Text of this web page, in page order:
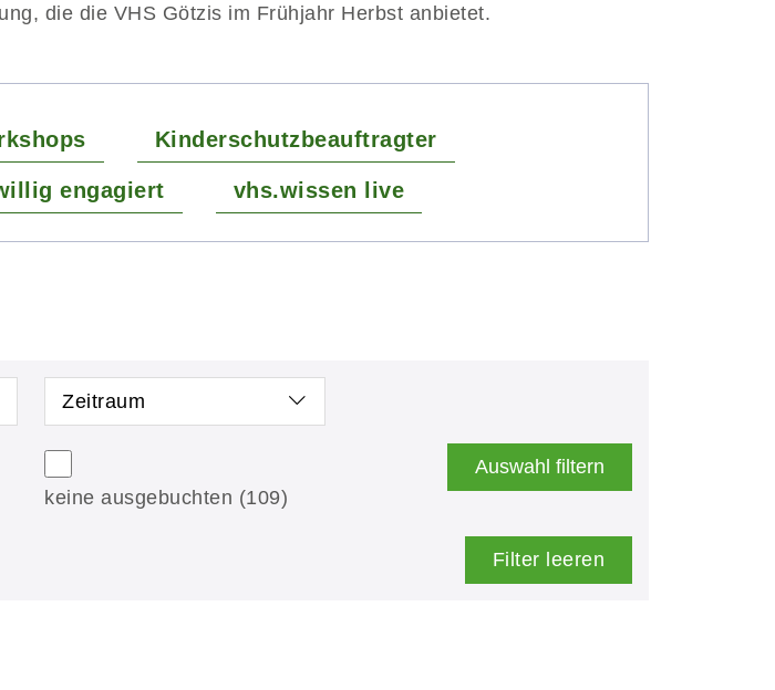
die die VHS Götzis im Frühjahr Herbst anbietet.
Kinderschutzbeauftragter
engagiert vhs.wissen live
Zeitraum
keine ausgebuchten (109)
Auswahl filtern
Filter leeren